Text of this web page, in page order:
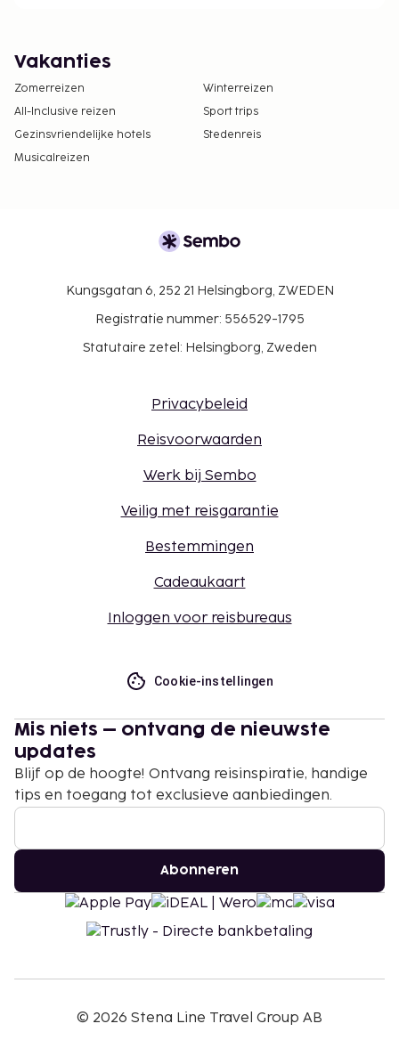
Vakanties
Zomerreizen
Winterreizen
All-Inclusive reizen
Sport trips
Gezinsvriendelijke hotels
Stedenreis
Musicalreizen
Kungsgatan 6, 252 21 Helsingborg, ZWEDEN
Registratie nummer: 556529-1795
Statutaire zetel: Helsingborg, Zweden
Privacybeleid
Reisvoorwaarden
Werk bij Sembo
Veilig met reisgarantie
Bestemmingen
Cadeaukaart
Inloggen voor reisbureaus
Cookie-instellingen
Mis niets – ontvang de nieuwste
updates
Blijf op de hoogte! Ontvang reisinspiratie, handige
tips en toegang tot exclusieve aanbiedingen.
Abonneren
© 2026 Stena Line Travel Group AB